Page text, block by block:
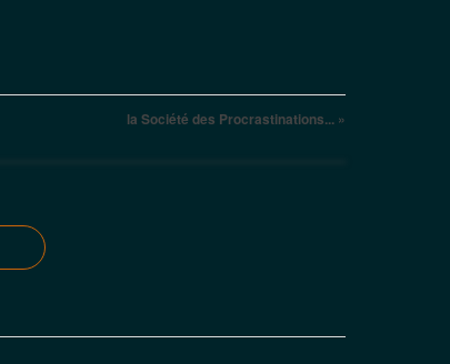
la Société des Procrastinations... »